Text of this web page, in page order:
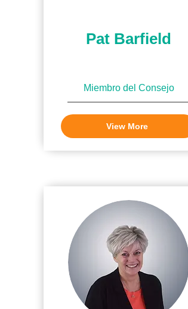
Pat Barfield
Miembro del Consejo
View More